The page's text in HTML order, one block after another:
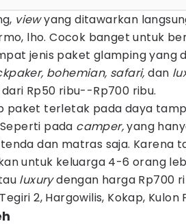
viewyang ditawarkan
lho. Cocok banget untuk
jenis paket glamping yang
bohemian, safari,dan
Rp50 ribu--Rp700 ribu.
paket terletak pada daya
pada camper,yang
dan matras saja. Karena
untuk keluarga 4-6 orang
luxurydengan harga Rp700
2, Hargowilis, Kokap, Kulon